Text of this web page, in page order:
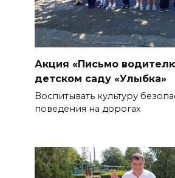
Акция «Письмо
детском саду «Улыбка»
Воспитывать культуру
поведения на дорогах